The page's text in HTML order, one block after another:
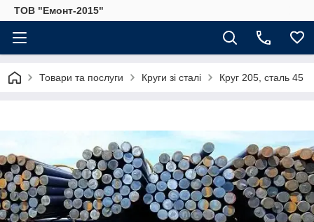
ТОВ "Емонт-2015"
Товари та послуги Круги зі сталі Круг 205, сталь 45